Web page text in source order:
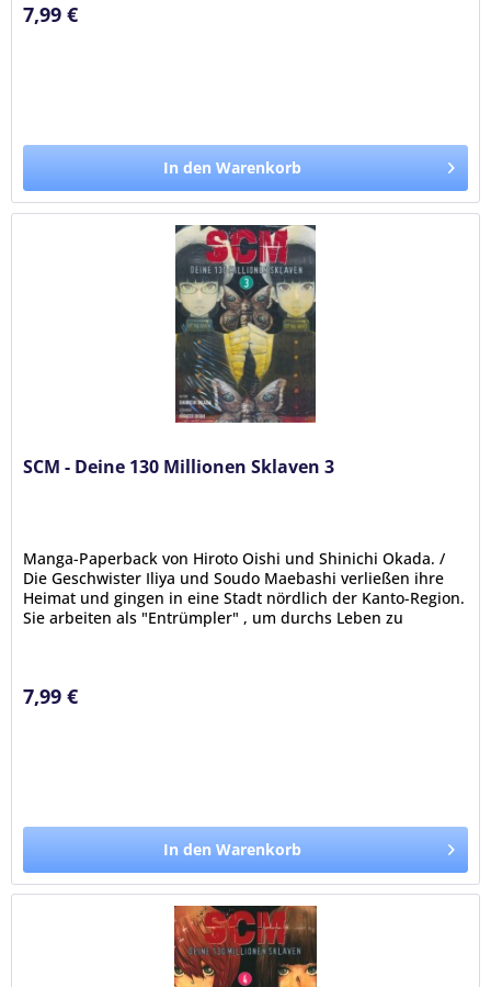
7,99 €
In den Warenkorb
SCM - Deine 130 Millionen Sklaven 3
Manga-Paperback von Hiroto Oishi und Shinichi Okada. /
Die Geschwister Iliya und Soudo Maebashi verließen ihre
Heimat und gingen in eine Stadt nördlich der Kanto-Region.
Sie arbeiten als "Entrümpler" , um durchs Leben zu
7,99 €
In den Warenkorb